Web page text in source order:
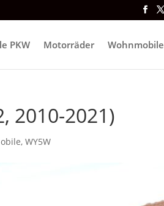
PKW Motorräder Wohnmobile
2010-2021)
,WY5W